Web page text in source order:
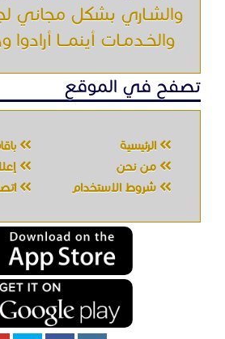
والشـاري بشكل مجاني
والخـدمـات أينمـــا أرادوا
تصفح في الموقع
الرئيسية
من نحن
شروط الاستخدام